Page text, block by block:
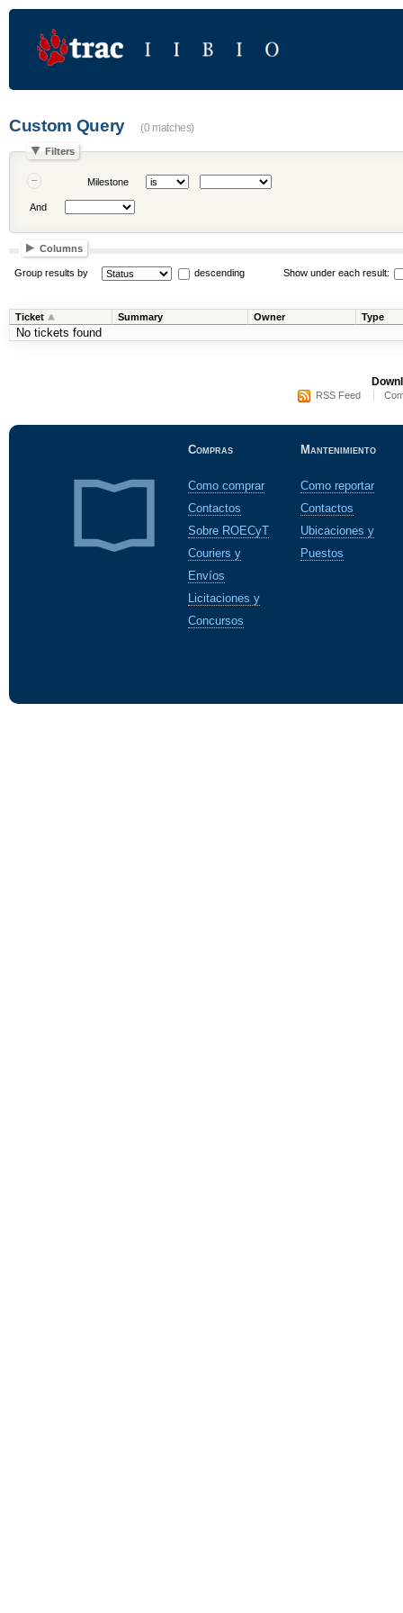
Custom Query (0 matches)
Filters
Milestone
And
Columns
Group results by descending Show under each result:
Ticket Summary Owner Type
No tickets found
RSS Feed
Compras
Como comprar
Contactos
Sobre ROECyT
Couriers y
Envíos
Licitaciones y
Concursos
Mantenimiento
Como reportar
Contactos
Ubicaciones y
Puestos